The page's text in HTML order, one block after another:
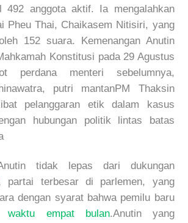
492 anggota aktif. Ia mengalahkan
Pheu Thai, Chaikasem Nitisiri, yang
152 suara. Kemenangan Anutin
Konstitusi pada 29 Agustus
perdana menteri sebelumnya,
putri mantanPM Thaksin
pelanggaran etik dalam kasus
hubungan politik lintas batas
tidak lepas dari dukungan
partai terbesar di parlemen, yang
dengan syarat bahwa pemilu baru
waktu empat bulan.Anutin yang